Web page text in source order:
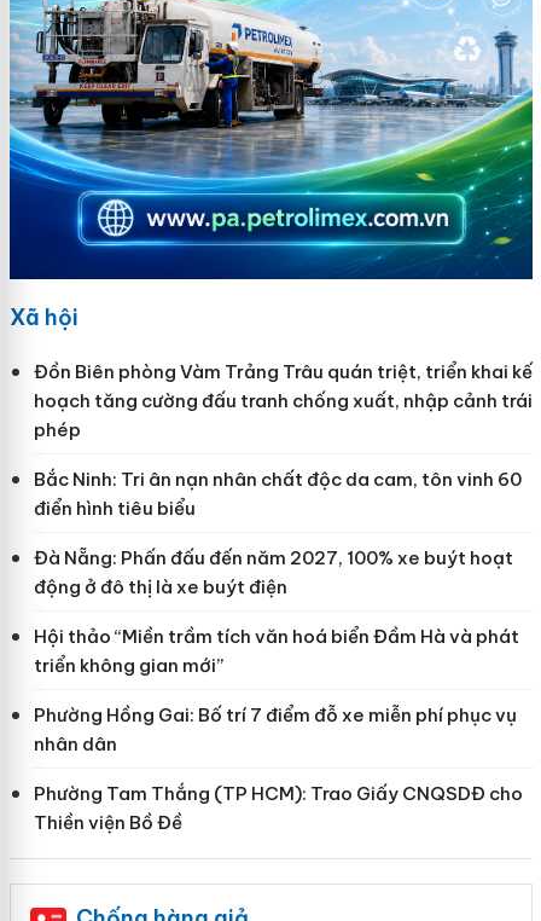
Xã hội
Đồn Biên phòng Vàm Trảng Trâu quán triệt, triển khai kế
hoạch tăng cường đấu tranh chống xuất, nhập cảnh trái
phép
Bắc Ninh: Tri ân nạn nhân chất độc da cam, tôn vinh 60
điển hình tiêu biểu
Đà Nẵng: Phấn đấu đến năm 2027, 100% xe buýt hoạt
động ở đô thị là xe buýt điện
Hội thảo “Miền trầm tích văn hoá biển Đầm Hà và phát
triển không gian mới”
Phường Hồng Gai: Bố trí 7 điểm đỗ xe miễn phí phục vụ
nhân dân
Phường Tam Thắng (TP HCM): Trao Giấy CNQSDĐ cho
Thiền viện Bồ Đề